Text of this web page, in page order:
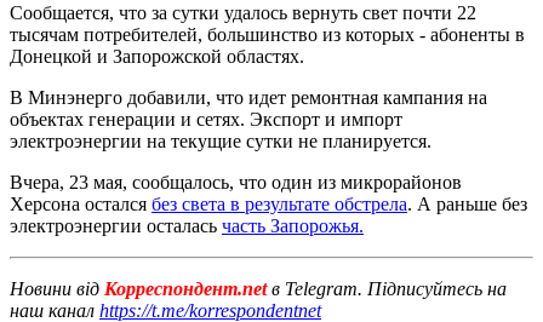
Сообщается, что за сутки удалось вернуть свет почти 22
тысячам потребителей, большинство из которых - абоненты в
Донецкой и Запорожской областях.
В Минэнерго добавили, что идет ремонтная кампания на
объектах генерации и сетях. Экспорт и импорт
электроэнергии на текущие сутки не планируется.
Вчера, 23 мая, сообщалось, что один из микрорайонов
Херсона остался без света в результате обстрела. А раньше без
электроэнергии осталась часть Запорожья.
Новини від Корреспондент.netв Telegram. Підписуйтесь на
наш канал https://t.me/korrespondentnet